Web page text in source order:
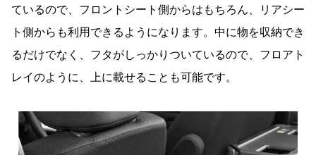
ているので、フロントシート側からはもちろん、リアシー
ト側からも利用できるようになります。中に物を収納でき
るだけでなく、フタがしっかりついているので、フロアト
レイのように、上に載せることも可能です。